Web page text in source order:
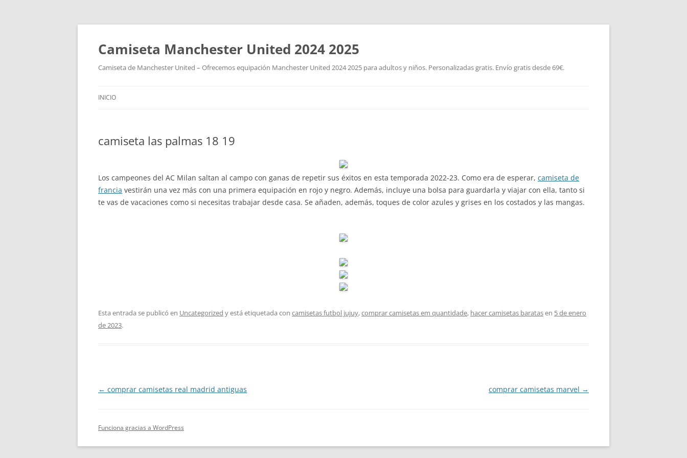
Camiseta Manchester United 2024 2025
Camiseta de Manchester United – Ofrecemos equipación Manchester United 2024 2025 para adultos y niños. Personalizadas gratis. Envío gratis desde 69€.
INICIO
camiseta las palmas 18 19
Los campeones del AC Milan saltan al campo con ganas de repetir sus éxitos en esta temporada 2022-23. Como era de esperar, camiseta de
francia vestirán una vez más con una primera equipación en rojo y negro. Además, incluye una bolsa para guardarla y viajar con ella, tanto si
te vas de vacaciones como si necesitas trabajar desde casa. Se añaden, además, toques de color azules y grises en los costados y las mangas.
Esta entrada se publicó en Uncategorized y está etiquetada con camisetas futbol jujuy,comprar camisetas em quantidade, hacer camisetas baratasen 5 de enero
de 2023.
Navegación
← comprar camisetas real madrid antiguas comprar camisetas marvel →
Funciona gracias a WordPress